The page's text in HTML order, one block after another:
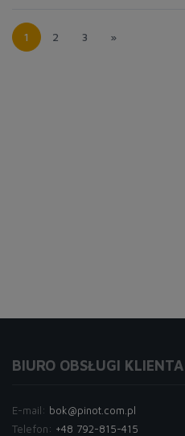
1 2 3 »
BIURO OBSŁUGI KLIENTA
E-mail: bok@pinot.com.pl
Telefon: +48 792-815-415